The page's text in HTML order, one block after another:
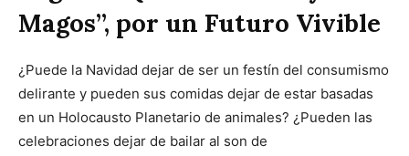
Magos”, por un Futuro Vivible
¿Puede la Navidad dejar de ser un festín del consumismo
delirante y pueden sus comidas dejar de estar basadas
en un Holocausto Planetario de animales? ¿Pueden las
celebraciones dejar de bailar al son de